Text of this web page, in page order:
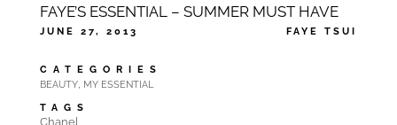
FAYE’S ESSENTIAL – SUMMER MUST HAVE
JUNE 27, 2013 FAYE TSUI
CATEGORIES
BEAUTY, MY ESSENTIAL
TAGS
Chanel